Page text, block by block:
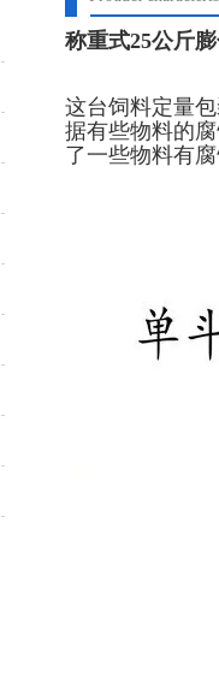
称重式25公斤
这台饲料定量
据有些物料的
了一些物料有